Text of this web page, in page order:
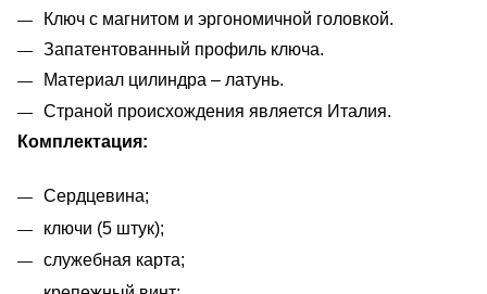
Ключ с магнитом и эргономичной головкой.
Запатентованный профиль ключа.
Материал цилиндра – латунь.
Страной происхождения является Италия.
Комплектация:
Сердцевина;
ключи (5 штук);
служебная карта;